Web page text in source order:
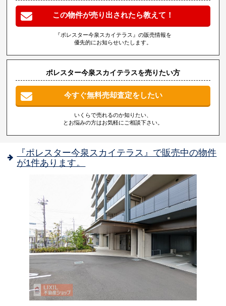
この物件が売り出されたら教えて！
『ポレスター今泉スカイテラス』の販売情報を
優先的にお知らせいたします。
ポレスター今泉スカイテラスを売りたい方
今すぐ無料売却査定をしたい
いくらで売れるのか知りたい、
とお悩みの方はお気軽にご相談下さい。
『ポレスター今泉スカイテラス』で販売中の物件
が1件あります。